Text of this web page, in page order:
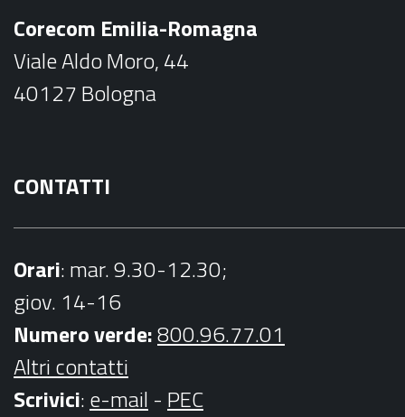
k
a
Corecom Emilia-Romagna
Viale Aldo Moro, 44
40127 Bologna
CONTATTI
Orari: mar. 9.30-12.30;
giov. 14-16
Numero verde:800.96.77.01
Altri contatti
Scrivici:e-mail - PEC